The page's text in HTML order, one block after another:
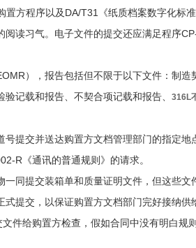
置方程序以及DA/T31《纸质档案数字化标
阅读习气。电子文件的提交还应满足程序
），报告包括但不限于以下文件：制造
记载和报告、不契合项记载和报告、 316L
提交并送达购置方文档管理部门的指定地
R《通讯的普通规则》的请求。
一同提交装箱单和质量证明文件，但这些
提交，以保证购置方文档部门完好接纳供
件给购置方检查，假如合同中没有明白规